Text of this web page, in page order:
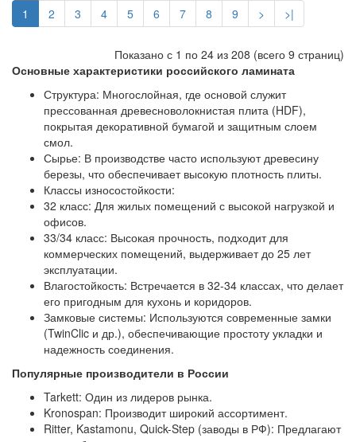
1 2 3 4 5 6 7 8 9 > >|
Показано с 1 по 24 из 208 (всего 9 страниц)
Основные характеристики российского ламината
Структура: Многослойная, где основой служит
прессованная древесноволокнистая плита (HDF),
покрытая декоративной бумагой и защитным слоем
смол.
Сырье: В производстве часто используют древесину
березы, что обеспечивает высокую плотность плиты.
Классы износостойкости:
32 класс: Для жилых помещений с высокой нагрузкой и
офисов.
33/34 класс: Высокая прочность, подходит для
коммерческих помещений, выдерживает до 25 лет
эксплуатации.
Влагостойкость: Встречается в 32-34 классах, что делает
его пригодным для кухонь и коридоров.
Замковые системы: Используются современные замки
(TwinClic и др.), обеспечивающие простоту укладки и
надежность соединения.
Популярные производители в России
Tarkett: Один из лидеров рынка.
Kronospan: Производит широкий ассортимент.
Ritter, Kastamonu, Quick-Step (заводы в РФ): Предлагают